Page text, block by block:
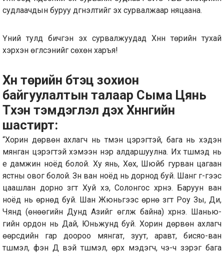
судлаачдын буруу дүгнэлтийг эх сурвалжаар няцаана.
Үүний тулд бичгэн эх сурвалжуудад Хүннү төрийн тухай
хэрхэн өгүүлсэнийг сөхөн харъя!
Хүн төрийн бүтэц зохион
байгуулалтын талаар Сыма Цянь
Түүхэн тэмдэглэл дэх Хүннүгийн
шастирт:
“Хорин дөрвөн ахлагч нь түмэн цэрэгтэй, бага нь хэдэн
мянган цэрэгтэй хэмээн нэр алдаршуулна. Их түшмэд нь
үе дамжин ноёд болой. Ху янь, Хөх, Шюйбү гурван цагаан
ястны овог болой. Зүүн ван ноёд нь дорнод буй. Шанг гү-гээс
цаашлан дорно зүгт Хуй хэ, Солонгос хүрнэ. Баруун ван
ноёд нь өрнөд буй. Шан Жюньгээс өрнө зүгт Роу Зы, Ди,
Чянд (өнөөгийн Дунд Азийг өгүүлж байна) хүрнэ. Шанью-
гийн ордон нь Дай, Юньжунд буй. Хорин дөрвөн ахлагч
өөрсдийн гар доороо мянгат, зуут, аравт, бисяо-ван
түшмэл, фэн Дү вэй түшмэл, өрх мэдэгч, чэ-чү зэрэг бага